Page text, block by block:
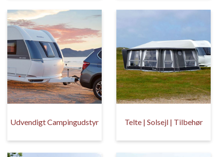
Udvendigt Campingudstyr Telte | Solsejl | Tilbehør